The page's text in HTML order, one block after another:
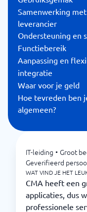
Samenwerking
leverancier
Ondersteuning en
Functiebereik
Aanpassing en
integratie
Waar voor je geld
Hoe tevreden ben
algemeen?
IT-leiding • Groot
Geverifieerd
WAT VIND JE HET
CMA heeft een
applicaties, dus
professionele